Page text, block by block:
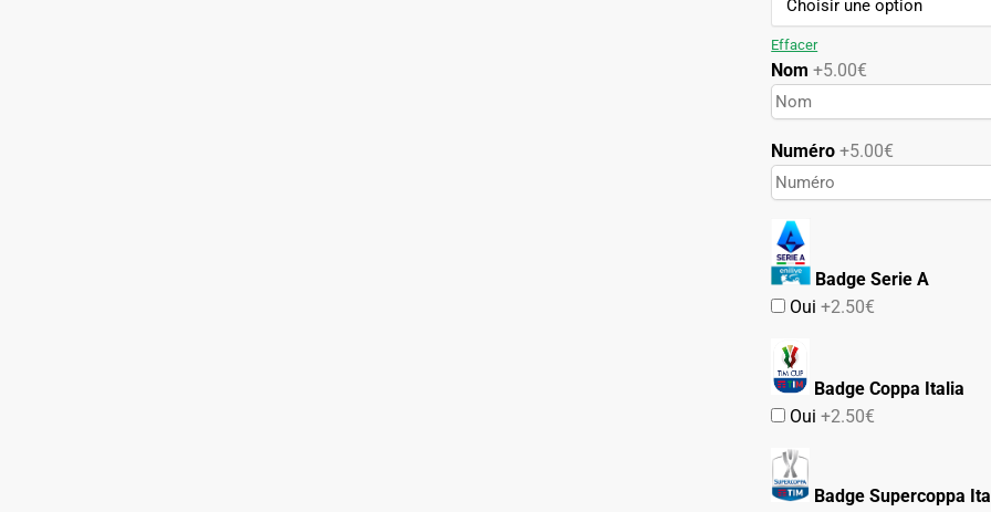
était :
est :
Effacer
Nom +5.00€
Numéro+5.00€
Badge Serie A
Oui+2.50€
Badge Coppa Italia
Oui+2.50€
Badge Supercoppa